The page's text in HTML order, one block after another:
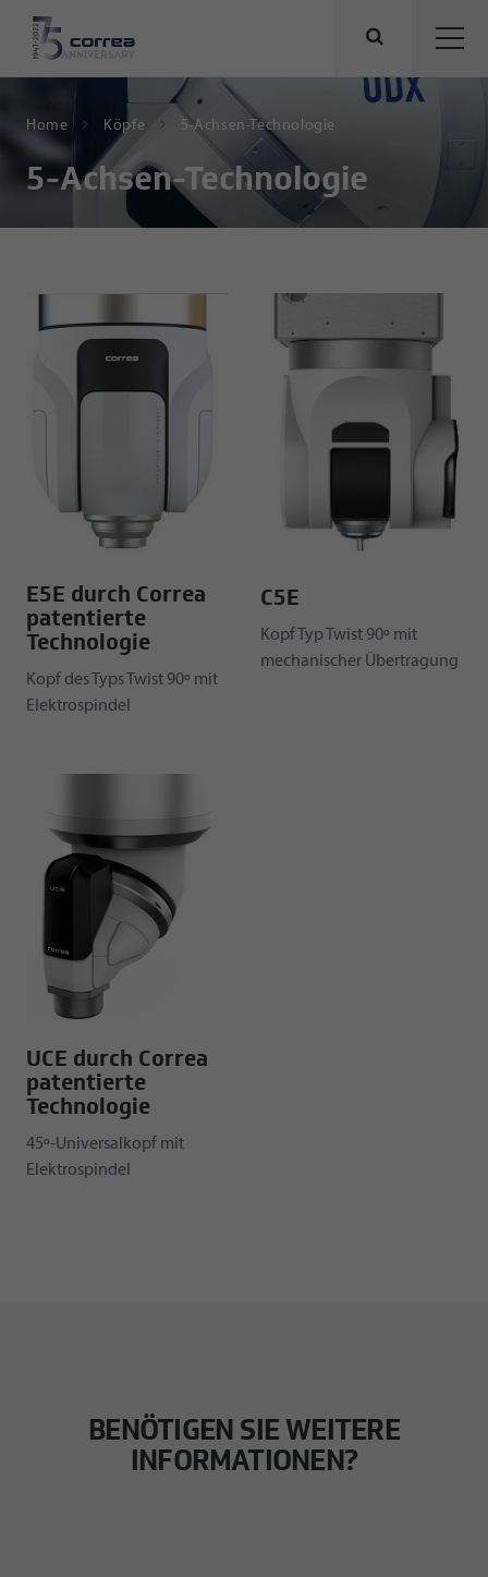
Home Köpfe 5-Achsen-Technologie
5-Achsen-Technologie
E5E durch Correa
patentierte
Technologie
Kopf des Typs Twist 90º mit
Elektrospindel
C5E
Kopf Typ Twist 90º mit
mechanischer Übertragung
UCE durch Correa
patentierte
Technologie
45º-Universalkopf mit
Elektrospindel
BENÖTIGEN SIE WEITERE
INFORMATIONEN?